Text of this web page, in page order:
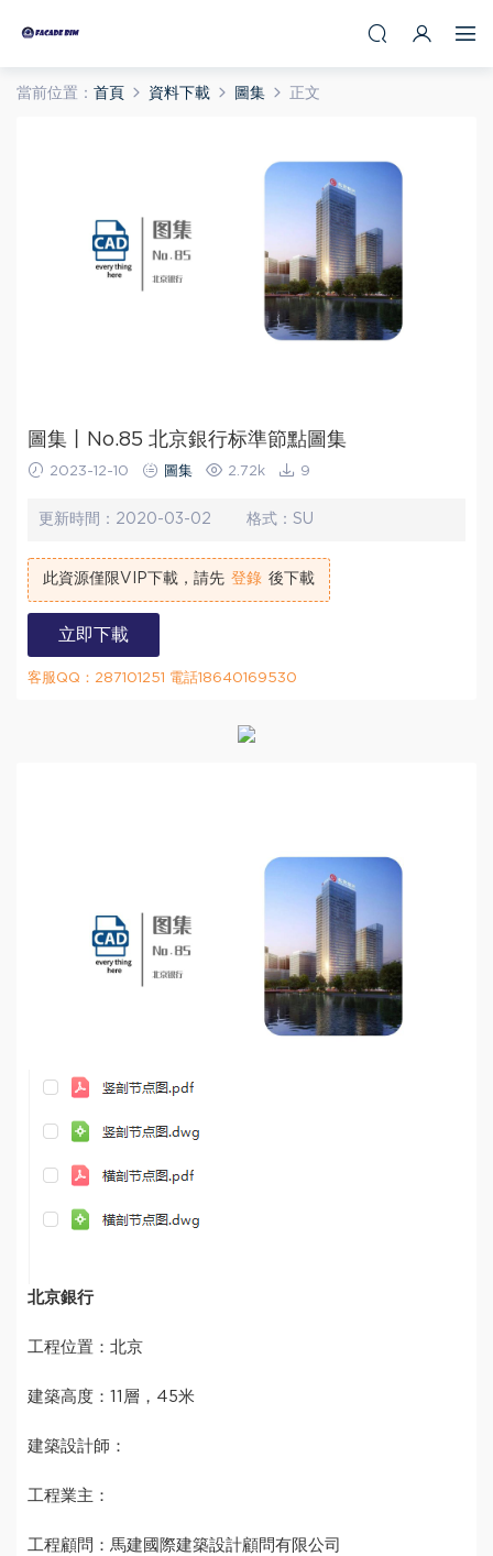
當前位置： 首頁 資料下載 圖集 正文
圖集丨No.85 北京銀行标準節點圖集
2023-12-10 圖集 2.72k 9
更新時間： 2020-03-02 格式： SU
此資源僅限VIP下載，請先 登錄 後下載
立即下載
客服QQ：287101251 電話18640169530
北京銀行
工程位置：北京
建築高度：11層，45米
建築設計師：
工程業主：
工程顧問：馬建國際建築設計顧問有限公司